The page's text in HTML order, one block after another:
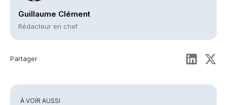
Guillaume Clément
Rédacteur en chef
Partager
À VOIR AUSSI